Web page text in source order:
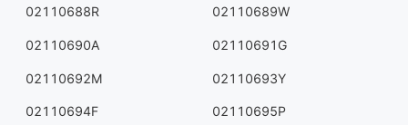
02110688R 02110689W
02110690A 02110691G
02110692M 02110693Y
02110694F 02110695P